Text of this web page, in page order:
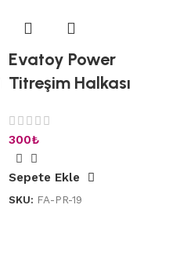
Evatoy Power
Titreşim Halkası
300₺
Sepete Ekle
SKU: FA-PR-19